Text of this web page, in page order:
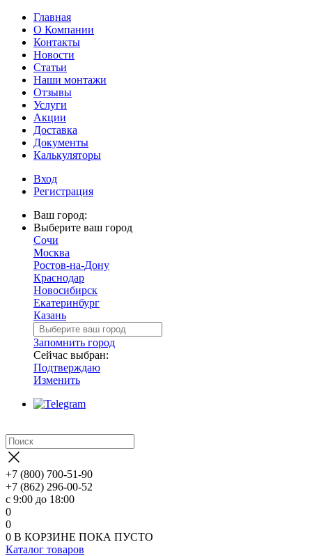
Главная
О Компании
Контакты
Новости
Статьи
Наши монтажи
Отзывы
Услуги
Акции
Доставка
Документы
Калькуляторы
Вход
Регистрация
Ваш город:
Выберите ваш город
Сочи
Москва
Ростов-на-Дону
Краснодар
Новосибирск
Екатеринбург
Казань
Запомнить город
Сейчас выбран:
Подтверждаю
Изменить
+7 (800) 700-51-90
+7 (862) 296-00-52
с 9:00 до 18:00
0
0
0 В КОРЗИНЕ ПОКА ПУСТО
Каталог товаров